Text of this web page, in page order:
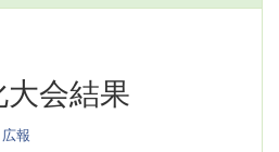
会結果
広報